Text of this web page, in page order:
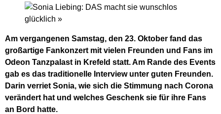
Am vergangenen Samstag, den 23. Oktober fand das
großartige Fankonzert mit vielen Freunden und Fans im
Odeon Tanzpalast in Krefeld statt. Am Rande des Events
gab es das traditionelle Interview unter guten Freunden.
Darin verriet Sonia, wie sich die Stimmung nach Corona
verändert hat und welches Geschenk sie für ihre Fans
an Bord hatte.